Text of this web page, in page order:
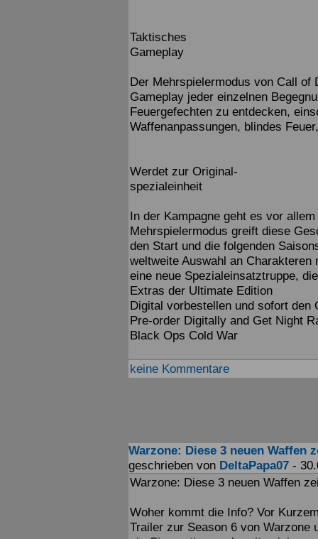
Taktisches
Gameplay
Der Mehrspielermodus von Call
Gameplay jeder einzelnen
Feuergefechten zu entdecken,
Waffenanpassungen, blindes
Werdet zur Original-
spezialeinheit
In der Kampagne geht es vor
Mehrspielermodus greift diese
den Start und die folgenden
weltweite Auswahl an
eine neue Spezialeinsatztruppe,
Extras der Ultimate Edition
Digital vorbestellen und sofort den
Pre-order Digitally and Get Night
Black Ops Cold War
keine Kommentare
Warzone: Diese 3 neuen Waffen
geschrieben von DeltaPapa07-
Warzone: Diese 3 neuen Waffen
Woher kommt die Info? Vor
Trailer zur Season 6 von Warzone